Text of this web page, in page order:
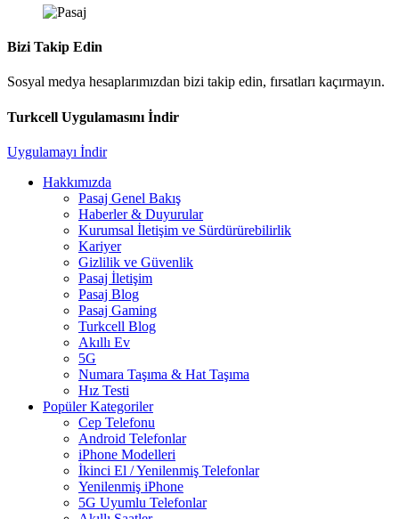
Bizi Takip Edin
Sosyal medya hesaplarımızdan bizi takip edin, fırsatları kaçırmayın.
Turkcell Uygulamasını İndir
Uygulamayı İndir
Hakkımızda
Pasaj Genel Bakış
Haberler & Duyurular
Kurumsal İletişim ve Sürdürürebilirlik
Kariyer
Gizlilik ve Güvenlik
Pasaj İletişim
Pasaj Blog
Pasaj Gaming
Turkcell Blog
Akıllı Ev
5G
Numara Taşıma & Hat Taşıma
Hız Testi
Popüler Kategoriler
Cep Telefonu
Android Telefonlar
iPhone Modelleri
İkinci El / Yenilenmiş Telefonlar
Yenilenmiş iPhone
5G Uyumlu Telefonlar